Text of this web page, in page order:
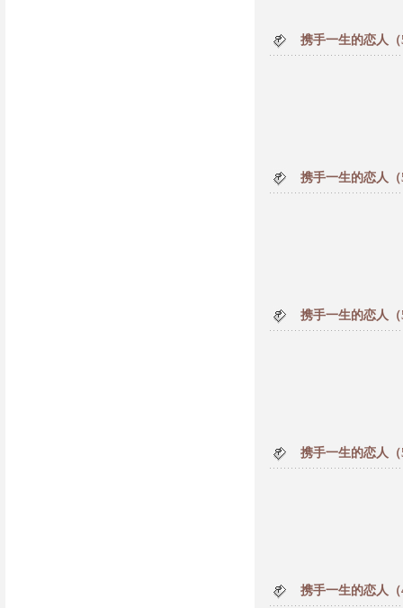
携手一生的恋人（
携手一生的恋人（
携手一生的恋人（
携手一生的恋人（
携手一生的恋人（